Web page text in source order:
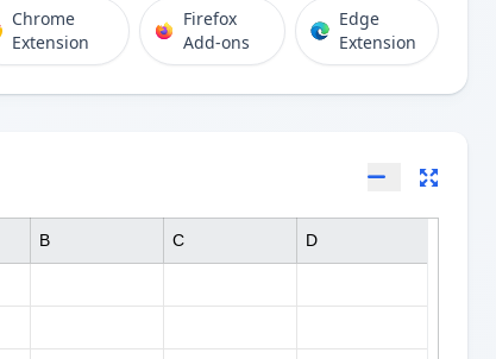
Chrome
Extension
Firefox
Add-ons
Edge
Extension
B C D